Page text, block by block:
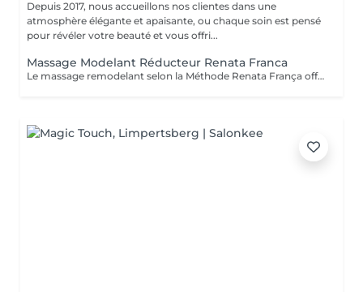
Depuis 2017, nous accueillons nos clientes dans une
atmosphère élégante et apaisante, ou chaque soin est pensé
pour révéler votre beauté et vous offri...
Massage Modelant Réducteur Renata Franca
Le massage remodelant selon la Méthode Renata França offre des résultats surprenants, car il a été conçu pour remodeler les adipocytes, c'est-à-dire déplacer la graisse vers les zones appropriées et ainsi mieux dessiner les contours du corps. Le pétrissage et les glissements ne sont que quelques-unes des manuvres qui promettent de redessiner la silhouette et d'offrir des courbes plus harmonieuses.